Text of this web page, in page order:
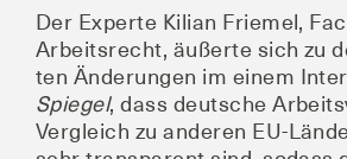
Der Exper­te Kili­an Frie­mel,
Arbeits­recht, äußer­te sich zu
ten Ände­run­gen im einem
Spie­gel, dass deut­sche
Ver­gleich zu ande­ren EU-